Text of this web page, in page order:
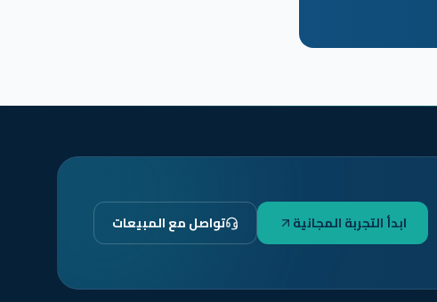
ابدأ التجربة المجانية تواصل مع المبيعات